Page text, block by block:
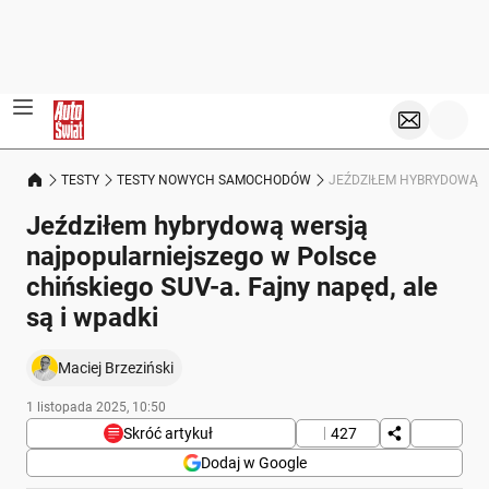
TESTY TESTY NOWYCH SAMOCHODÓW JEŹDZIŁEM HYBRYDOWĄ
Jeździłem hybrydową wersją
najpopularniejszego w Polsce
chińskiego SUV-a. Fajny napęd, ale
są i wpadki
Maciej Brzeziński
1 listopada 2025, 10:50
Skróć artykuł
427
Dodaj w Google